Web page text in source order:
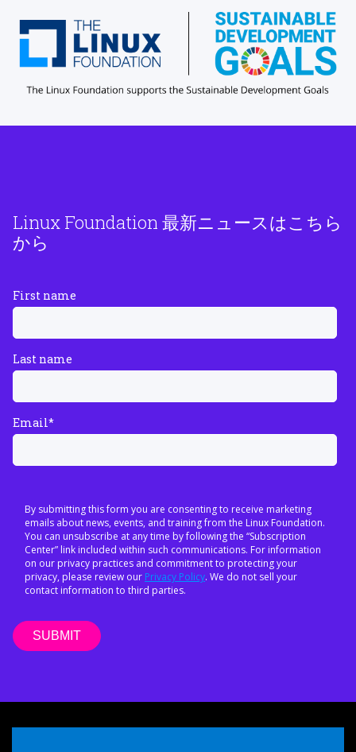
Linux Foundation 最新ニュースはこちら
から
First name
Last name
Email*
By submitting this form you are consenting to receive marketing
emails about news, events, and training from the Linux Foundation.
You can unsubscribe at any time by following the “Subscription
Center” link included within such communications. For information
on our privacy practices and commitment to protecting your
privacy, please review our Privacy Policy. We do not sell your
contact information to third parties.